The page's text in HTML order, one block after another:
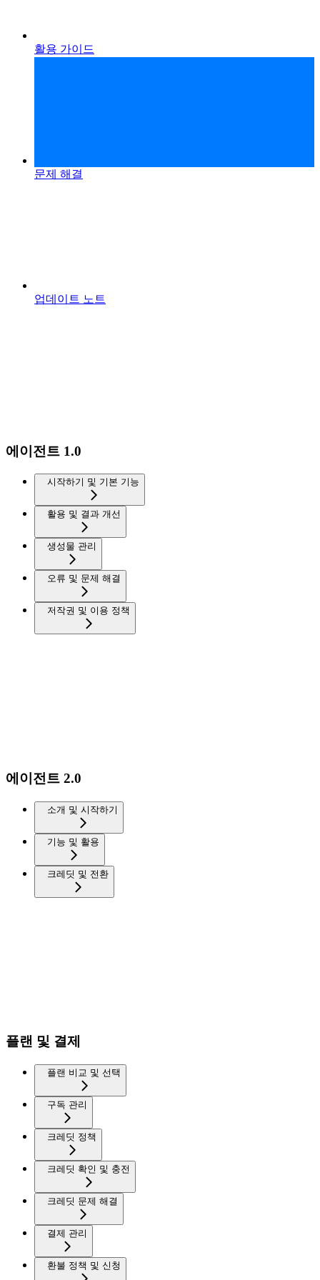
활용 가이드
문제 해결
업데이트 노트
에이전트 1.0
시작하기 및 기본 기능
활용 및 결과 개선
생성물 관리
오류 및 문제 해결
저작권 및 이용 정책
에이전트 2.0
소개 및 시작하기
기능 및 활용
크레딧 및 전환
플랜 및 결제
플랜 비교 및 선택
구독 관리
크레딧 정책
크레딧 확인 및 충전
크레딧 문제 해결
결제 관리
환불 정책 및 신청